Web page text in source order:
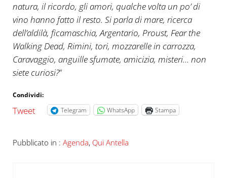
natura, il ricordo, gli amori, qualche volta un po’ di
vino hanno fatto il resto. Si parla di mare, ricerca
dell’aldilà, ficamaschia, Argentario, Proust, Fear the
Walking Dead, Rimini, tori, mozzarelle in carrozza,
Caravaggio, anguille sfumate, amicizia, misteri… non
siete curiosi?”
Condividi:
Tweet Telegram WhatsApp Stampa
Pubblicato in : Agenda, Qui Antella